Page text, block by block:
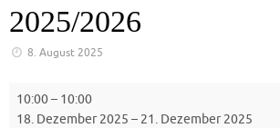
2025/2026
8. August 2025
Deutsche
Schach-
10:00– 10:00
18. Dezember 2025 – 21. Dezember 2025